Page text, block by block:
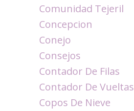
Comunidad Tejeril
Concepcion
Conejo
Consejos
Contador De Filas
Contador De Vueltas
Copos De Nieve